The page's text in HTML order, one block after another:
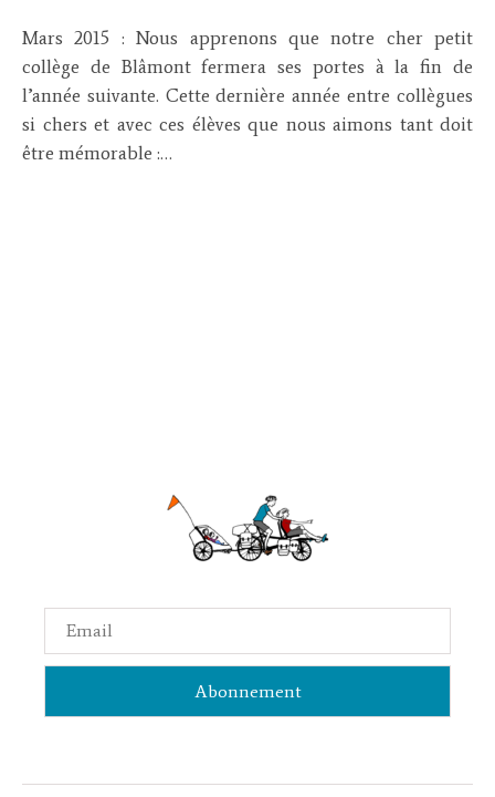
Mars 2015 : Nous apprenons que notre cher petit
collège de Blâmont fermera ses portes à la fin de
l’année suivante. Cette dernière année entre collègues
si chers et avec ces élèves que nous aimons tant doit
être mémorable :…
Email